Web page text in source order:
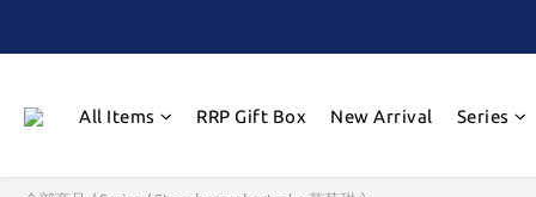
All Items RRP Gift Box New Arrival Series